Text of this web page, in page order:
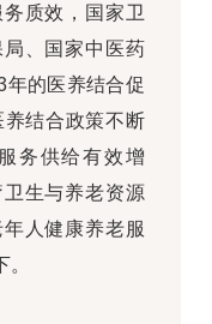
质效，国家卫
、国家中医药
年的医养结合促
结合政策不断
务供给有效增
生与养老资源
人健康养老服